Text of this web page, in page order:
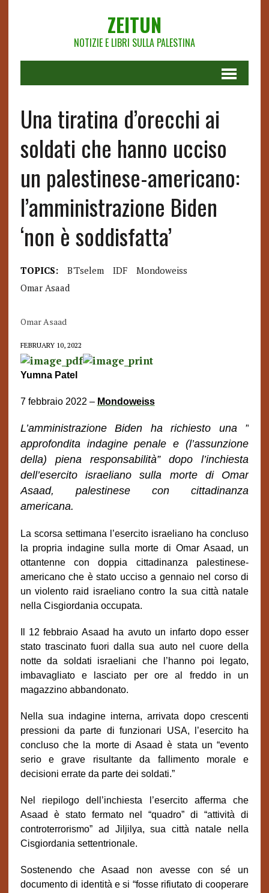
ZEITUN
NOTIZIE E LIBRI SULLA PALESTINA
Una tiratina d’orecchi ai
soldati che hanno ucciso
un palestinese-americano:
l’amministrazione Biden
‘non è soddisfatta’
TOPICS: B'Tselem IDF
Mondoweiss
Omar Asaad
Omar Asaad
FEBRUARY 10, 2022
Yumna Patel
7 febbraio 2022 – Mondoweiss
L’amministrazione Biden ha richiesto una ”
approfondita indagine penale e (l’assunzione
della) piena responsabilità” dopo l’inchiesta
dell’esercito israeliano sulla morte di Omar
Asaad, palestinese con cittadinanza
americana.
La scorsa settimana l’esercito israeliano ha concluso
la propria indagine sulla morte di Omar Asaad, un
ottantenne con doppia cittadinanza palestinese-
americano che è stato ucciso a gennaio nel corso di
un violento raid israeliano contro la sua città natale
nella Cisgiordania occupata.
Il 12 febbraio Asaad ha avuto un infarto dopo esser
stato trascinato fuori dalla sua auto nel cuore della
notte da soldati israeliani che l’hanno poi legato,
imbavagliato e lasciato per ore al freddo in un
magazzino abbandonato.
Nella sua indagine interna, arrivata dopo crescenti
pressioni da parte di funzionari USA, l’esercito ha
concluso che la morte di Asaad è stata un “evento
serio e grave risultante da fallimento morale e
decisioni errate da parte dei soldati.”
Nel riepilogo dell’inchiesta l’esercito afferma che
Asaad è stato fermato nel “quadro” di “attività di
controterrorismo” ad Jiljilya, sua città natale nella
Cisgiordania settentrionale.
Sostenendo che Asaad non avesse con sé un
documento di identità e si “fosse rifiutato di cooperare